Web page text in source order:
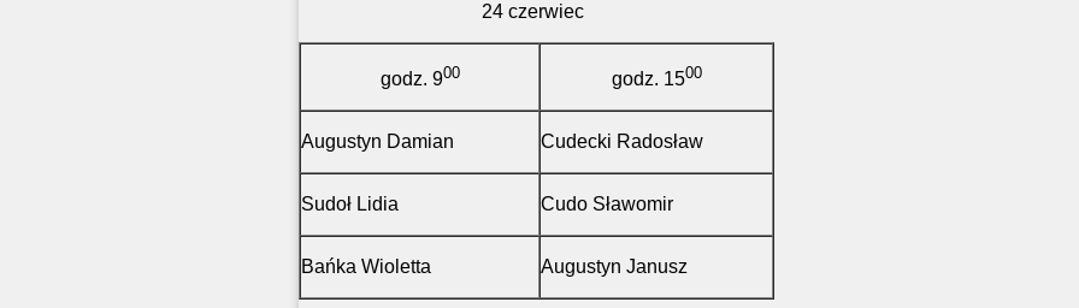
24 czerwiec
godz. 900 godz. 1500
Augustyn Damian Cudecki Radosław
Sudoł Lidia Cudo Sławomir
Bańka Wioletta Augustyn Janusz